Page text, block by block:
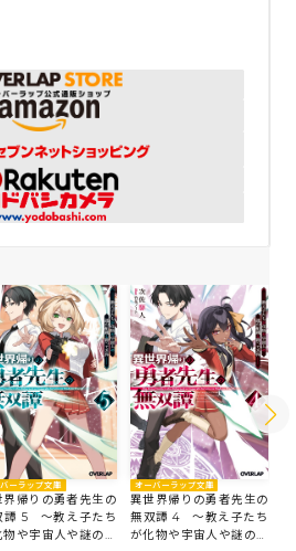
ーラップ文庫
界帰りの勇者先生の
譚 5 ～教え子たち
物や宇宙人や謎の組
オーバーラップ文庫
異世界帰りの勇者先生の
無双譚 4 ～教え子たち
が化物や宇宙人や謎の組